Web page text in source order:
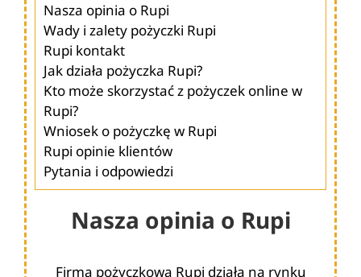
Nasza opinia o Rupi
Wady i zalety pożyczki Rupi
Rupi kontakt
Jak działa pożyczka Rupi?
Kto może skorzystać z pożyczek online w
Rupi?
Wniosek o pożyczkę w Rupi
Rupi opinie klientów
Pytania i odpowiedzi
Nasza opinia o Rupi
Firma pożyczkowa Rupi działa na rynku